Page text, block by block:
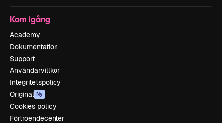
Kom igång
Academy
Dokumentation
Support
Användarvillkor
Integritetspolicy
Original Ny
Cookies policy
Förtroendecenter